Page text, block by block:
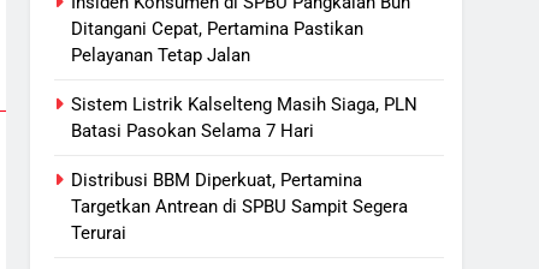
Ditangani Cepat, Pertamina Pastikan
Pelayanan Tetap Jalan
Sistem Listrik Kalselteng Masih Siaga, PLN
Batasi Pasokan Selama 7 Hari
Distribusi BBM Diperkuat, Pertamina
Targetkan Antrean di SPBU Sampit Segera
Terurai
Nama Tokoh Anime Ramai
Dipakai Warga Indonesia, Ada
hingga Doraemon
GIS Mulai Diterapkan di
Palangka Raya
ECONOMY